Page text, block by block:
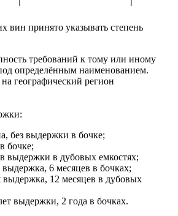
вин принято указывать степень
требований к тому или иному
определённым наименованием.
географический регион
без выдержки в бочке;
бочке;
выдержки в дубовых емкостях;
выдержка, 6 месяцев в бочках;
выдержка, 12 месяцев в дубовых
выдержки, 2 года в бочках.